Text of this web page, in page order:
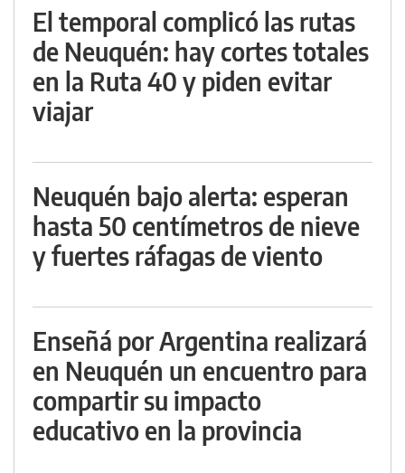
El temporal complicó las rutas
de Neuquén: hay cortes totales
en la Ruta 40 y piden evitar
viajar
Neuquén bajo alerta: esperan
hasta 50 centímetros de nieve
y fuertes ráfagas de viento
Enseñá por Argentina realizará
en Neuquén un encuentro para
compartir su impacto
educativo en la provincia